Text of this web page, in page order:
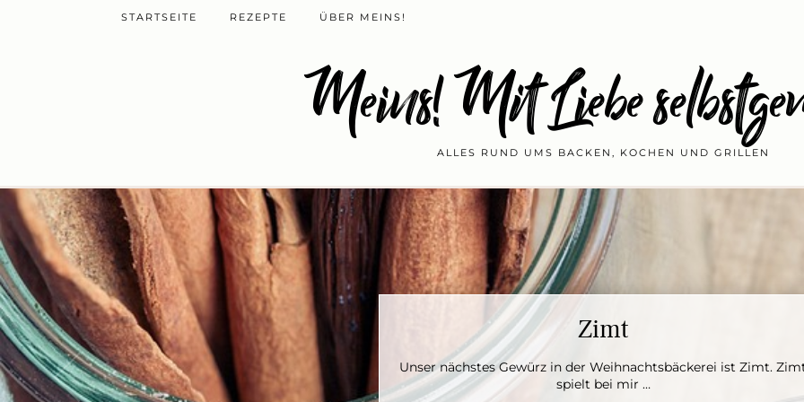
Meins! Mit Liebe
ALLES RUND UMS BACKEN, KOCHEN UND GRILLEN
STARTSEITE REZEPTE ÜBER MEINS!
Zimt
Unser nächstes Gewürz in der Weihnachtsbäckerei ist Zimt.
spielt bei mir …
Anis
Wie Du bestimmt schon gemerkt hast, geht es seit ein paar
um die Weihnachtsbä…